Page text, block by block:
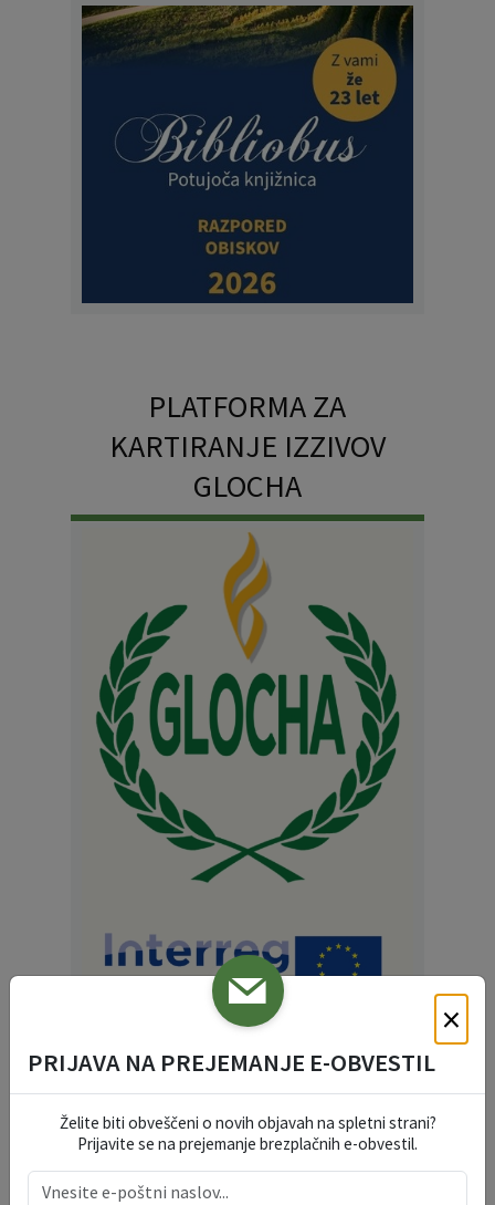
PLATFORMA ZA
KARTIRANJE IZZIVOV
GLOCHA
Navodila za uporabo aplikacije GloCha.
REEF: ENERGIJSKA
×
PRIJAVA NA PREJEMANJE E-OBVESTIL
Želite biti obveščeni o novih objavah na spletni strani?
Prijavite se na prejemanje brezplačnih e-obvestil.